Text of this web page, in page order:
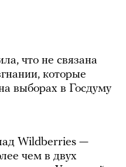
что не связана
которые
выборах в Госдуму
Wildberries —
чем в двух